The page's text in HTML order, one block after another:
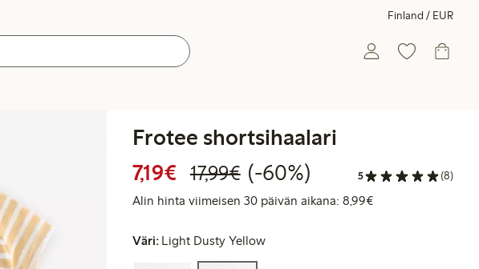
Finland / EUR
Frotee shortsihaalari
7,19€ Alennettu hinta: 7,19 €
17,99€Normaalihinta: 17,99 €
60% alennus
(-60%) 5 (8)
Alin hinta viimeisen 30 päivän aikana: 8,99€Alin hinta
Väri: Light Dusty Yellow